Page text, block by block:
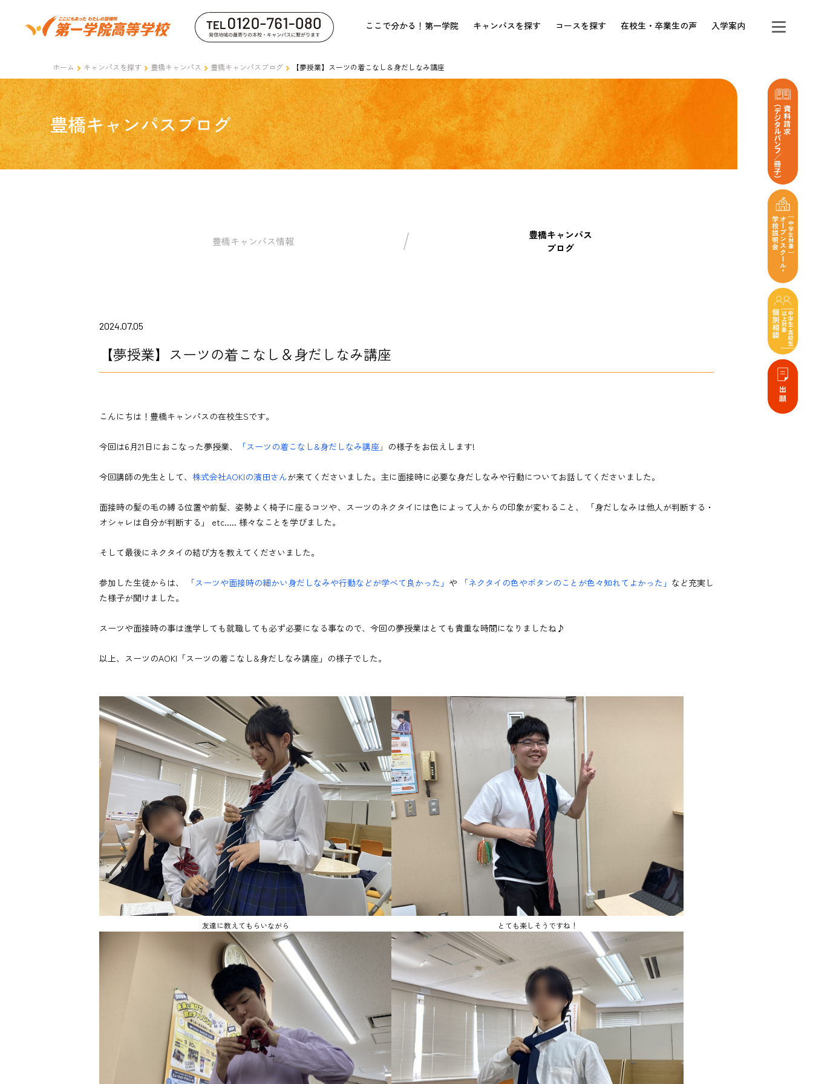
ここで分かる！第一学院 キャンパスを探す コースを探す 在校生・卒業生の声 入学案内
ホーム キャンパスを探す 豊橋キャンパス 豊橋キャンパスブログ 【夢授業】スーツの着こなし＆身だしなみ講座
豊橋キャンパスブログ
豊橋キャンパス情報
豊橋キャンパス
ブログ
2024.07.05
【夢授業】スーツの着こなし＆身だしなみ講座
こんにちは！豊橋キャンパスの在校生Sです。
今回は6月21日におこなった夢授業、 「スーツの着こなし&身だしなみ講座」 の様子をお伝えします!
今回講師の先生として、 株式会社AOKIの濱田さんが来てくださいました。 主に面接時に必要な身だしなみや行動についてお話してくださいました。
面接時の髪の毛の縛る位置や前髪、姿勢よく椅子に座るコツや、スーツのネクタイには色によって人からの印象が変わること、 「身だしなみは他人が判断する・
オシャレは自分が判断する」 etc..... 様々なことを学びました。
そして最後にネクタイの結び方を教えてくださいました。
参加した生徒からは、 「スーツや面接時の細かい身だしなみや行動などが学べて良かった」 や 「ネクタイの色やボタンのことが色々知れてよかった」 など充実し
た様子が聞けました。
スーツや面接時の事は進学しても就職しても必ず必要になる事なので、今回の夢授業はとても貴重な時間になりましたね♪
以上、スーツのAOKI「スーツの着こなし&身だしなみ講座」の様子でした。
友達に教えてもらいながら とても楽しそうですね！